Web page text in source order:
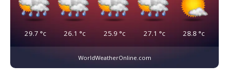
29.7 °c 26.1 °c 25.9 °c 27.1 °c 28.8 °c
WorldWeatherOnline.com